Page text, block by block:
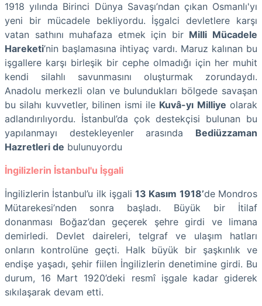
1918 yılında Birinci Dünya Savaşı’ndan çıkan Osmanlı'yı
yeni bir mücadele bekliyordu. İşgalci devletlere karşı
vatan sathını muhafaza etmek için bir Milli Mücadele
Hareketi’nin başlamasına ihtiyaç vardı. Maruz kalınan bu
işgallere karşı birleşik bir cephe olmadığı için her muhit
kendi silahlı savunmasını oluşturmak zorundaydı.
Anadolu merkezli olan ve bulundukları bölgede savaşan
bu silahı kuvvetler, bilinen ismi ile Kuvâ-yı Milliye olarak
adlandırılıyordu. İstanbul’da çok destekçisi bulunan bu
yapılanmayı destekleyenler arasında Bediüzzaman
Hazretleri de bulunuyordu
İngilizlerin İstanbul'u İşgali
İngilizlerin İstanbul’u ilk işgali13 Kasım 1918’de Mondros
Mütarekesi’nden sonra başladı. Büyük bir İtilaf
donanması Boğaz’dan geçerek şehre girdi ve limana
demirledi. Devlet daireleri, telgraf ve ulaşım hatları
onların kontrolüne geçti. Halk büyük bir şaşkınlık ve
endişe yaşadı, şehir fiilen İngilizlerin denetimine girdi. Bu
durum, 16 Mart 1920’deki resmî işgale kadar giderek
sıkılaşarak devam etti.